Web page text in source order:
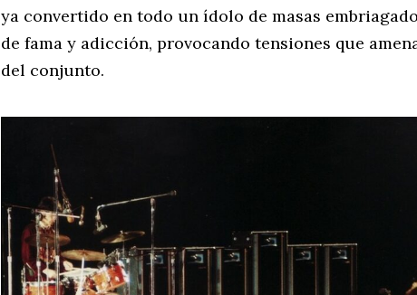
ya convertido en todo un ídolo de masas
de fama y adicción, provocando tensiones que
del conjunto.